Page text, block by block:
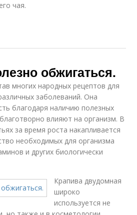
чая.
обжигаться.
многих народных рецептов для
заболеваний. Она
благодаря наличию полезных
влияют на организм. В
за время роста накапливается
необходимых для организма
и других биологически
Крапива двудомная
широко
используется не